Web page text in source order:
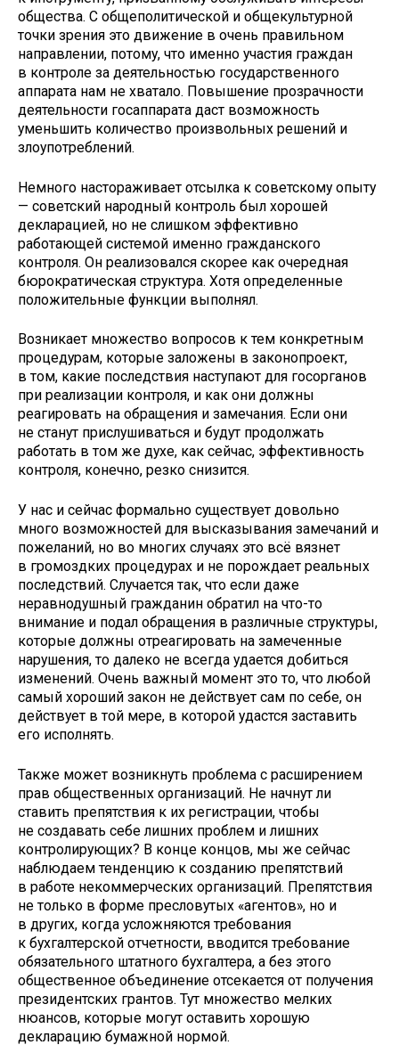
общества. С общеполитической и общекультурной
точки зрения это движение в очень правильном
направлении, потому, что именно участия граждан
в контроле за деятельностью государственного
аппарата нам не хватало. Повышение прозрачности
деятельности госаппарата даст возможность
уменьшить количество произвольных решений и
злоупотреблений.
Немного настораживает отсылка к советскому опыту
— советский народный контроль был хорошей
декларацией, но не слишком эффективно
работающей системой именно гражданского
контроля. Он реализовался скорее как очередная
бюрократическая структура. Хотя определенные
положительные функции выполнял.
Возникает множество вопросов к тем конкретным
процедурам, которые заложены в законопроект,
в том, какие последствия наступают для госорганов
при реализации контроля, и как они должны
реагировать на обращения и замечания. Если они
не станут прислушиваться и будут продолжать
работать в том же духе, как сейчас, эффективность
контроля, конечно, резко снизится.
У нас и сейчас формально существует довольно
много возможностей для высказывания замечаний и
пожеланий, но во многих случаях это всё вязнет
в громоздких процедурах и не порождает реальных
последствий. Случается так, что если даже
неравнодушный гражданин обратил на что-то
внимание и подал обращения в различные структуры,
которые должны отреагировать на замеченные
нарушения, то далеко не всегда удается добиться
изменений. Очень важный момент это то, что любой
самый хороший закон не действует сам по себе, он
действует в той мере, в которой удастся заставить
его исполнять.
Также может возникнуть проблема с расширением
прав общественных организаций. Не начнут ли
ставить препятствия к их регистрации, чтобы
не создавать себе лишних проблем и лишних
контролирующих? В конце концов, мы же сейчас
наблюдаем тенденцию к созданию препятствий
в работе некоммерческих организаций. Препятствия
не только в форме пресловутых «агентов», но и
в других, когда усложняются требования
к бухгалтерской отчетности, вводится требование
обязательного штатного бухгалтера, а без этого
общественное объединение отсекается от получения
президентских грантов. Тут множество мелких
нюансов, которые могут оставить хорошую
декларацию бумажной нормой.